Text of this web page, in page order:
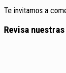
Te invitamos a
Revisa